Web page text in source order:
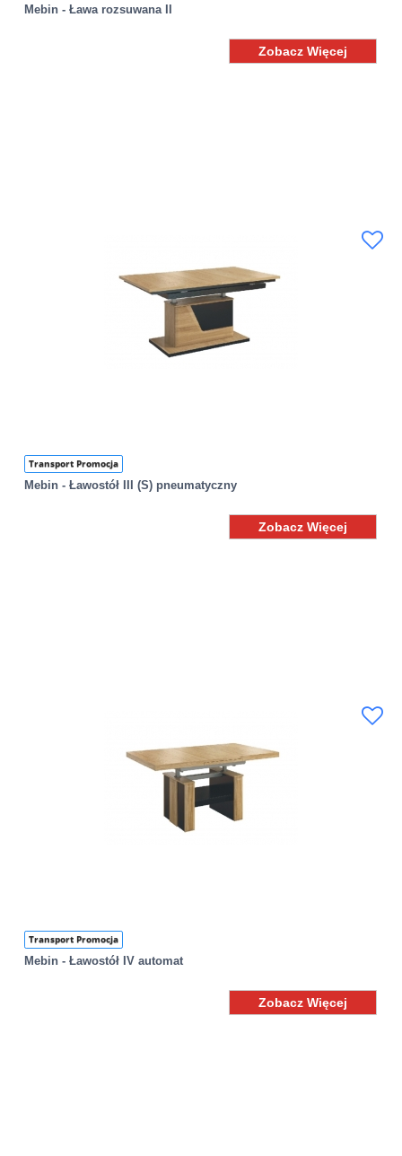
Mebin - Ława rozsuwana II
Zobacz Więcej
Transport Promocja
Mebin - Ławostół III (S) pneumatyczny
Zobacz Więcej
Transport Promocja
Mebin - Ławostół IV automat
Zobacz Więcej